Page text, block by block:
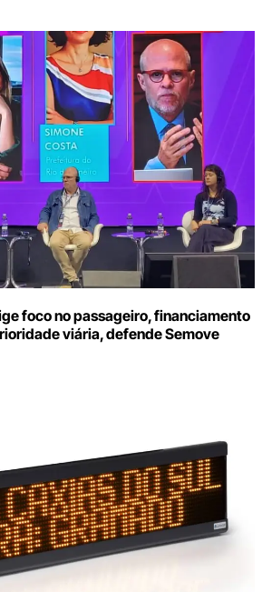
foco no passageiro, financiamento
viária, defende Semove